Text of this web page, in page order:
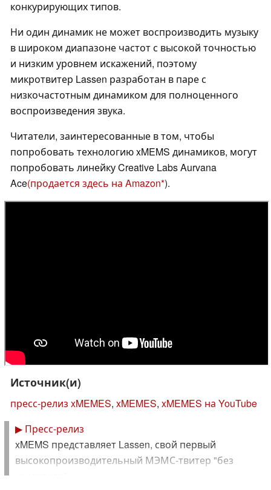
конкурирующих типов.
Ни один динамик не может воспроизводить музыку
в широком диапазоне частот с высокой точностью
и низким уровнем искажений, поэтому
микротвитер Lassen разработан в паре с
низкочастотным динамиком для полноценного
воспроизведения звука.
Читатели, заинтересованные в том, чтобы
попробовать технологию xMEMS динамиков, могут
попробовать линейку Creative Labs Aurvana
Ace(продается здесь на Amazon ).
Источник(и)
пресс-релиз xMEMES, xMEMES, xMEMES на YouTube
▶ Пресс-релиз
xMEMS представляет Lassen, свой первый
высокопроизводительный МЭМС-твитер "без